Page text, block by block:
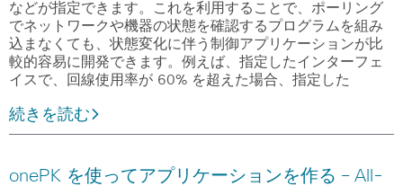
などが指定できます。これを利用することで、ポーリング
でネットワークや機器の状態を確認するプログラムを組み
込まなくても、状態変化に伴う制御アプリケーションが比
較的容易に開発できます。例えば、指定したインターフェ
イスで、回線使用率が 60% を超えた場合、指定した
続きを読む
onePK を使ってアプリケーションを作る – All-